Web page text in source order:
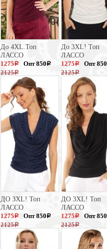
До 4XL.Топ
ЛАССО
1275 a
2125a
Опт 850 a
До 3XL! Топ
ЛАССО
1275 a
2125a
Опт 850
ДО 3XL! Топ
ЛАССО
1275 a
2125a
Опт 850 a
ДО 3XL! Топ
ЛАССО
1275 a
2125a
Опт 850